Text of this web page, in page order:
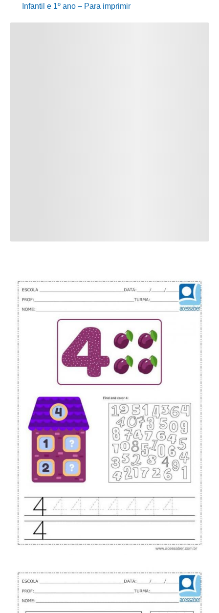
Infantil e 1º ano – Para imprimir